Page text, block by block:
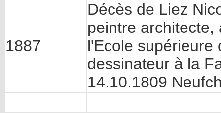
1887
Décès de Liez
peintre architecte,
l'Ecole supérieure
dessinateur à la
14.10.1809